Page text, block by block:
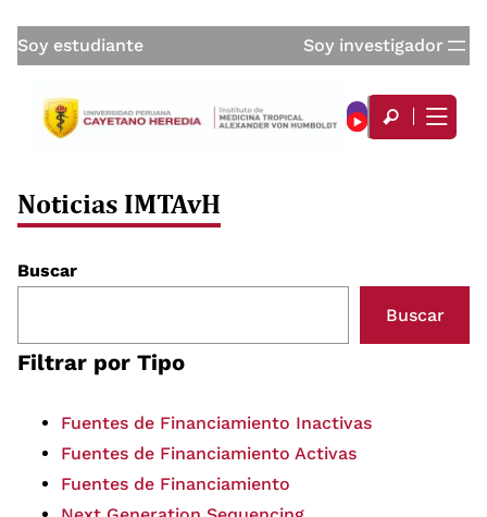
Soy estudiante Soy investigador
Noticias IMTAvH
Buscar
Buscar
Filtrar por Tipo
Fuentes de Financiamiento Inactivas
Fuentes de Financiamiento Activas
Fuentes de Financiamiento